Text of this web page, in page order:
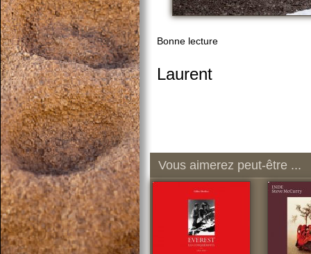
Bonne lecture
Laurent
Vous aimerez peut-être ...